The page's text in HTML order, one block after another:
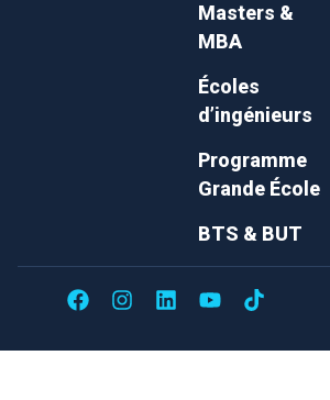
Masters &
MBA
Écoles
d’ingénieurs
Programme
Grande École
BTS & BUT